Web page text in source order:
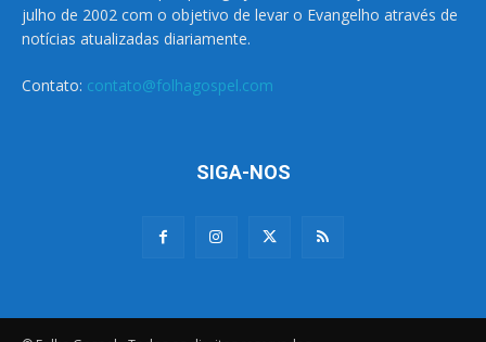
julho de 2002 com o objetivo de levar o Evangelho através de
notícias atualizadas diariamente.
Contato: contato@folhagospel.com
SIGA-NOS